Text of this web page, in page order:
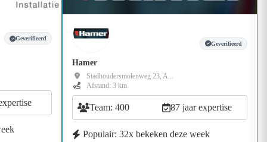
Geverifieerd
Geverifieerd
Hamer
Stadhoudersmolenweg 23, A...
Afstand: 3 km
Team: 400 87 jaar expertise
Populair: 32x bekeken deze week